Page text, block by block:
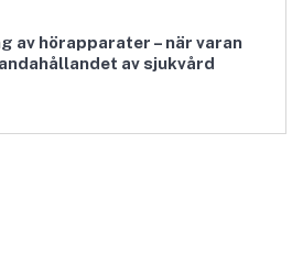
av hörapparater – när varan
av sjukvård